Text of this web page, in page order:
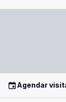
Agendar